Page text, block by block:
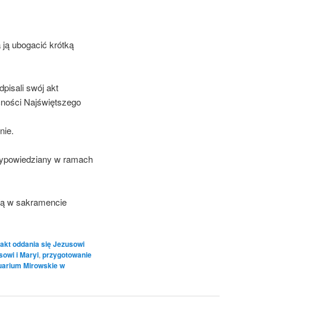
ubogacić krótką
swój akt
Najświętszego
w ramach
w sakramencie
akt oddania się Jezusowi
i Maryi, przygotowanie
Mirowskie w